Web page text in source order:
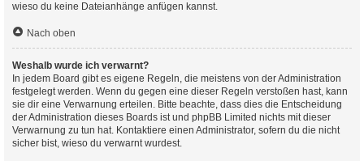
wieso du keine Dateianhänge anfügen kannst.
Nach oben
Weshalb wurde ich verwarnt?
In jedem Board gibt es eigene Regeln, die meistens von der Administration
festgelegt werden. Wenn du gegen eine dieser Regeln verstoßen hast, kann
sie dir eine Verwarnung erteilen. Bitte beachte, dass dies die Entscheidung
der Administration dieses Boards ist und phpBB Limited nichts mit dieser
Verwarnung zu tun hat. Kontaktiere einen Administrator, sofern du die nicht
sicher bist, wieso du verwarnt wurdest.